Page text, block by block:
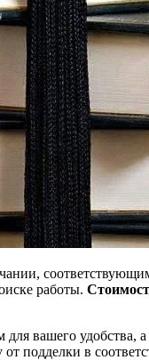
работы.
вашего удобства,
подделки в